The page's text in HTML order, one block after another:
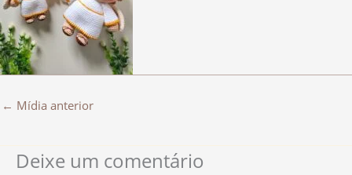
← Mídia anterior
Deixe um comentário